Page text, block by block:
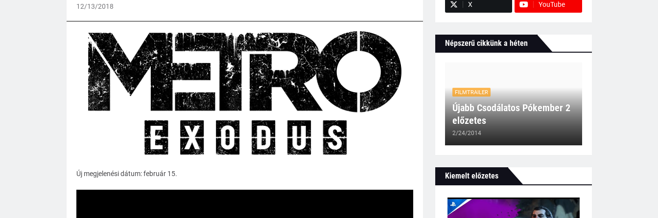
12/13/2018
Új megjelenési dátum: február 15.
X YouTube
Népszerű cikkünk a héten
FILMTRAILER
Újabb Csodálatos Pókember 2
előzetes
2/24/2014
Kiemelt előzetes